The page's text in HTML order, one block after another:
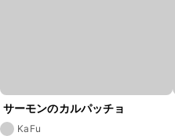
サーモンのカルパッチョ
KaFu